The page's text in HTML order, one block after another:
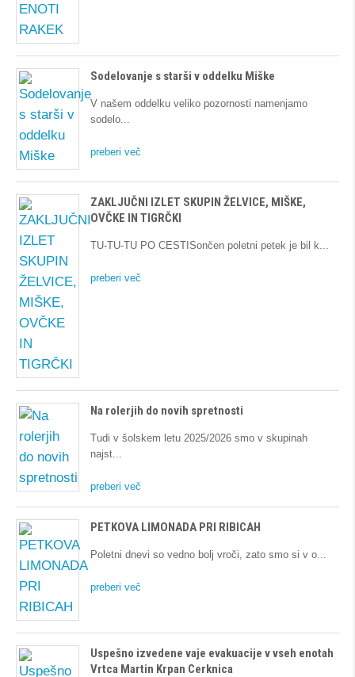
Sodelovanje s starši v oddelku Miške
V našem oddelku veliko pozornosti namenjamo
sodelo
preberi več
ZAKLJUČNI IZLET SKUPIN ŽELVICE, MIŠKE,
OVČKE IN TIGRČKI
TU-TU-TU PO CESTISončen poletni petek je bil k
preberi več
Na rolerjih do novih spretnosti
Tudi v šolskem letu 2025/2026 smo v skupinah
najst
preberi več
PETKOVA LIMONADA PRI RIBICAH
Poletni dnevi so vedno bolj vroči, zato smo si v o
preberi več
Uspešno izvedene vaje evakuacije v vseh enotah
Vrtca Martin Krpan Cerknica